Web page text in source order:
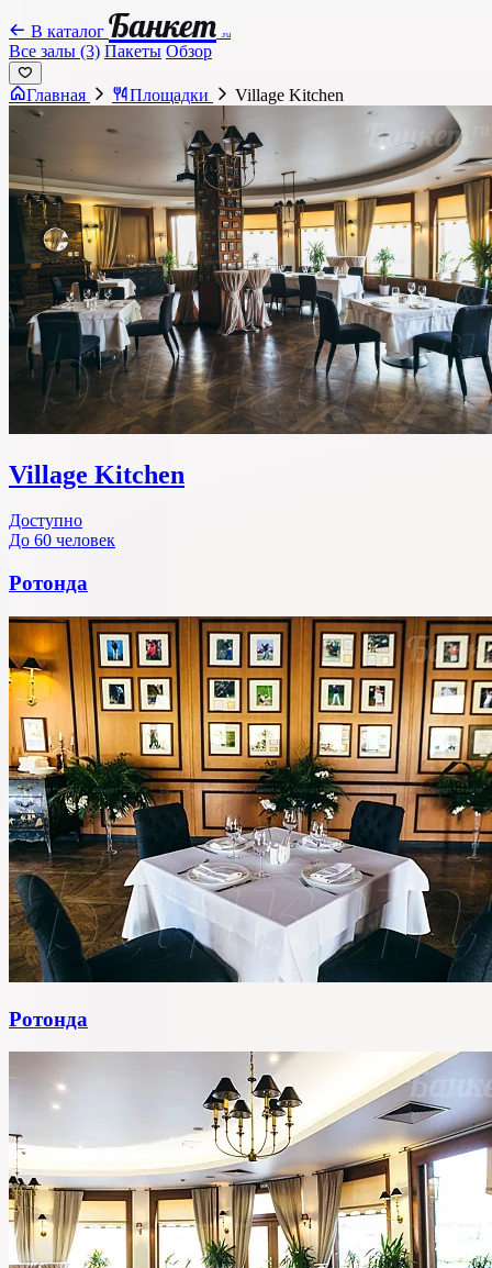
В каталог Банкет .ru
Все залы (3) Пакеты Обзор
Главная Площадки Village Kitchen
Village Kitchen
Доступно
До 60 человек
Ротонда
Ротонда